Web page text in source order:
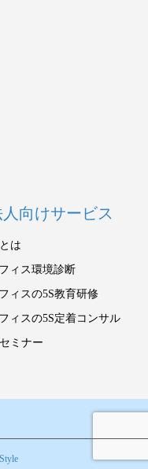
向けサービス
は
ィス環境診断
ィスの5S教育研修
ィスの5S定着コンサル
ミナー